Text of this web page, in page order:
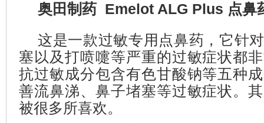
奥田制药 Emelot ALG Plus 点鼻
这是一款过敏专用点鼻药，它针
塞以及打喷嚏等严重的过敏症状都
抗过敏成分包含有色甘酸钠等五种
善流鼻涕、鼻子堵塞等过敏症状。
被很多所喜欢。